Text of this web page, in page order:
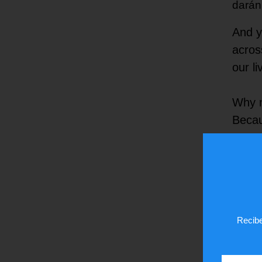
And
our
Why